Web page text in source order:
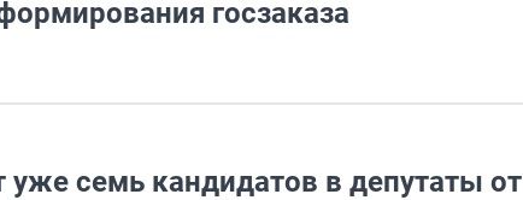
госзаказа
семь кандидатов в депутаты от